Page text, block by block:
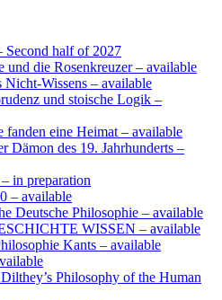
Second half of 2027
und die Rosenkreuzer– available
Nicht-Wissens – available
und stoische Logik –
eine Heimat – available
Dämon des 19. Jahrhunderts –
in preparation
– available
Deutsche Philosophie – available
WISSEN – available
Kants – available
Philosophy of the Human